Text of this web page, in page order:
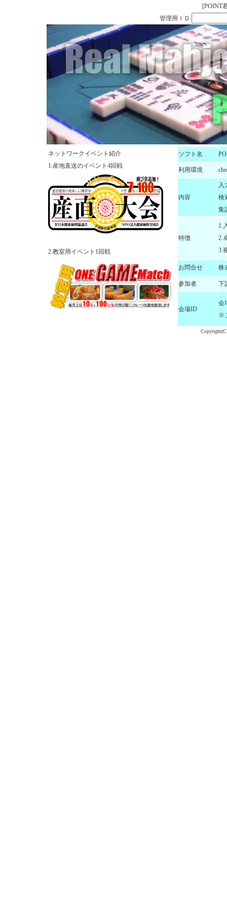
[POINT
管理用ＩＤ
ネットワークイベント紹介
1.産地直送のイベント4回戦
2.教室用イベント1回戦
ソフト名
利用環境
内容
入
検
集
特徴
1.
2.
3.
お問合せ 株
参加者 下
会場ID
会
※